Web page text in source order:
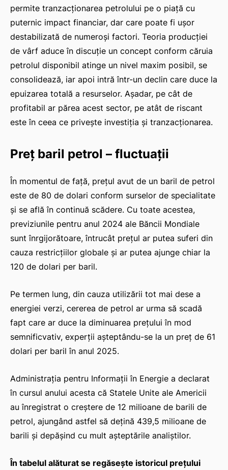
permite tranzacționarea petrolului pe o piață cu
puternic impact financiar, dar care poate fi ușor
destabilizată de numeroși factori. Teoria producției
de vârf aduce în discuție un concept conform căruia
petrolul disponibil atinge un nivel maxim posibil, se
consolidează, iar apoi intră într-un declin care duce la
epuizarea totală a resurselor. Așadar, pe cât de
profitabil ar părea acest sector, pe atât de riscant
este în ceea ce privește investiția și tranzacționarea.
Preț baril petrol – fluctuații
În momentul de față, prețul avut de un baril de petrol
este de 80 de dolari conform surselor de specialitate
și se află în continuă scădere. Cu toate acestea,
previziunile pentru anul 2024 ale Băncii Mondiale
sunt înrgijorătoare, întrucât prețul ar putea suferi din
cauza restricțiilor globale și ar putea ajunge chiar la
120 de dolari per baril.
Pe termen lung, din cauza utilizării tot mai dese a
energiei verzi, cererea de petrol ar urma să scadă
fapt care ar duce la diminuarea prețului în mod
semnificvativ, experții așteptându-se la un preț de 61
dolari per baril în anul 2025.
Administrația pentru Informații în Energie a declarat
în cursul anului acesta că Statele Unite ale Americii
au înregistrat o creștere de 12 milioane de barili de
petrol, ajungând astfel să dețină 439,5 milioane de
barili și depășind cu mult așteptările analiștilor.
În tabelul alăturat se regăsește istoricul preţului